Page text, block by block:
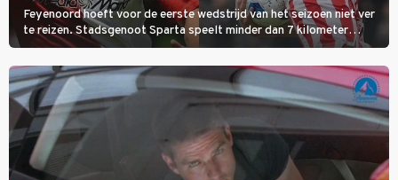
Feyenoord hoeft voor de eerste wedstrijd van het seizoen niet ver
te reizen. Stadsgenoot Sparta speelt minder dan 7 kilometer
verderop. Feyenoord trok de Spaanse spits Nacho Ferri aan van
KVC Westerlo uit België.